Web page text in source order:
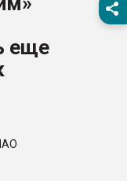
28.07.2026
ситуацией на
Всё, что касается
еще